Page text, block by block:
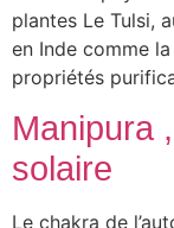
plantes Le Tulsi,
en Inde comme
propriétés
Manipura
solaire
Le chakra de